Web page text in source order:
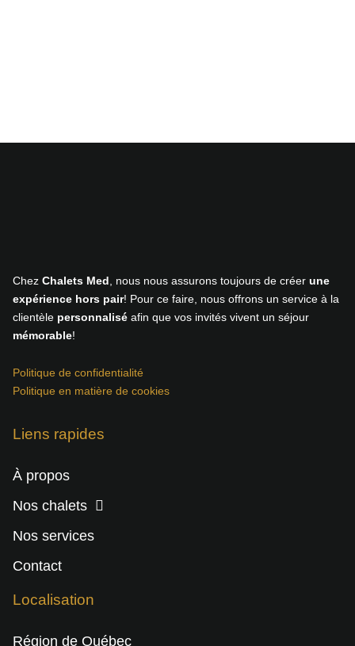
Chez Chalets Med , nous nous assurons toujours de créer une
expérience hors pair! Pour ce faire, nous offrons un service à la
clientèle personnalisé afin que vos invités vivent un séjour
mémorable!
Politique de confidentialité
Politique en matière de cookies
Liens rapides
À propos
Nos chalets
Nos services
Contact
Localisation
Région de Québec